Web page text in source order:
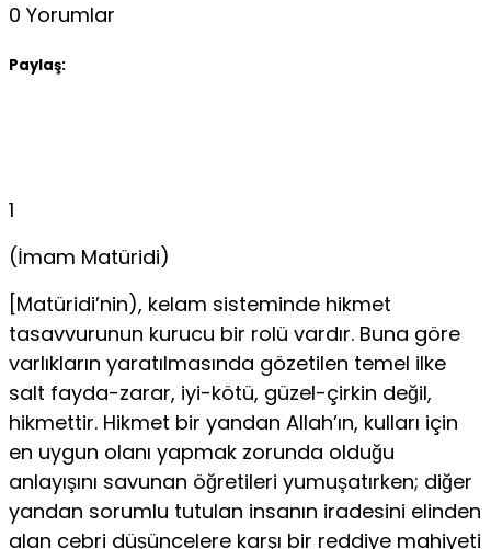
0 Yorumlar
Paylaş:
1
(İmam Matüridi)
[Matüridi’nin), kelam sisteminde hikmet
tasavvurunun kurucu bir rolü vardır. Buna göre
varlıkların yaratılmasında gözetilen temel ilke
salt fayda-zarar, iyi-kötü, güzel-çirkin değil,
hikmettir. Hikmet bir yandan Allah’ın, kulları için
en uygun olanı yapmak zorunda olduğu
anlayışını savunan öğretileri yumuşatırken; di­ğer
yandan sorumlu tutulan insanın iradesini elinden
alan cebri düşüncelere karşı bir reddiye mahiyeti